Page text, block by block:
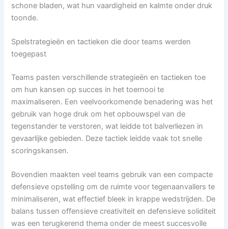
schone bladen, wat hun vaardigheid en kalmte onder druk
toonde.
Spelstrategieën en tactieken die door teams werden
toegepast
Teams pasten verschillende strategieën en tactieken toe
om hun kansen op succes in het toernooi te
maximaliseren. Een veelvoorkomende benadering was het
gebruik van hoge druk om het opbouwspel van de
tegenstander te verstoren, wat leidde tot balverliezen in
gevaarlijke gebieden. Deze tactiek leidde vaak tot snelle
scoringskansen.
Bovendien maakten veel teams gebruik van een compacte
defensieve opstelling om de ruimte voor tegenaanvallers te
minimaliseren, wat effectief bleek in krappe wedstrijden. De
balans tussen offensieve creativiteit en defensieve soliditeit
was een terugkerend thema onder de meest succesvolle